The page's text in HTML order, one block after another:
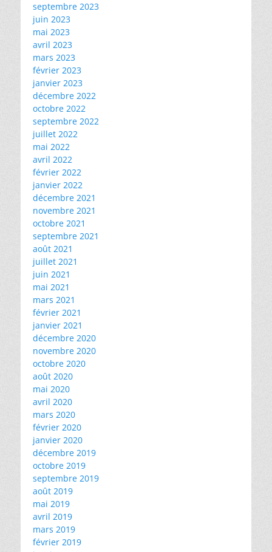
septembre 2023
juin 2023
mai 2023
avril 2023
mars 2023
février 2023
janvier 2023
décembre 2022
octobre 2022
septembre 2022
juillet 2022
mai 2022
avril 2022
février 2022
janvier 2022
décembre 2021
novembre 2021
octobre 2021
septembre 2021
août 2021
juillet 2021
juin 2021
mai 2021
mars 2021
février 2021
janvier 2021
décembre 2020
novembre 2020
octobre 2020
août 2020
mai 2020
avril 2020
mars 2020
février 2020
janvier 2020
décembre 2019
octobre 2019
septembre 2019
août 2019
mai 2019
avril 2019
mars 2019
février 2019